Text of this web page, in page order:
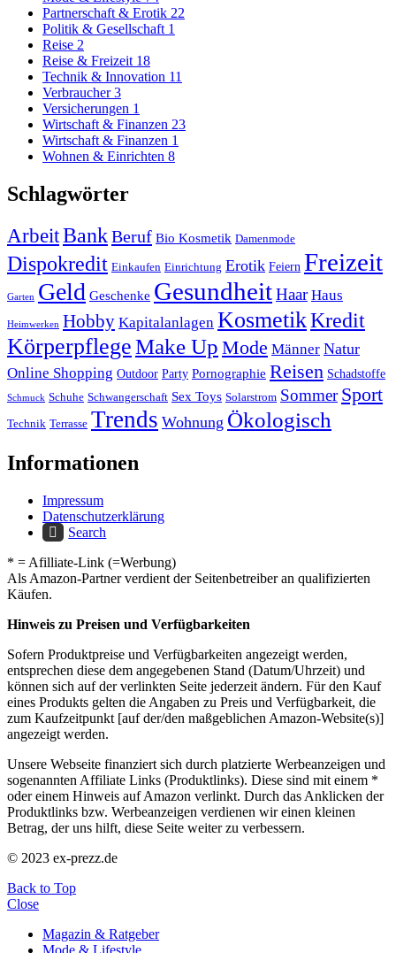
Partnerschaft & Erotik 22
Politik & Gesellschaft 1
Reise 2
Reise & Freizeit 18
Technik & Innovation 11
Verbraucher3
Versicherungen 1
Wirtschaft & Finanzen 23
Wirtschaft & Finanzen 1
Wohnen & Einrichten 8
Schlagwörter
ArbeitBankBeruf Bio Kosmetik Damenmode
Dispokredit Einkaufen Einrichtung Erotik Feiern Freizeit
Garten Geld Geschenke GesundheitHaar Haus
Heimwerken Hobby Kapitalanlagen KosmetikKredit
KörperpflegeMake Up Mode Männer Natur
Online Shopping Outdoor Party Pornographie Reisen Schadstoffe
Schmuck Schuhe Schwangerschaft Sex Toys Solarstrom Sommer Sport
Technik Terrasse Trends Wohnung Ökologisch
Informationen
Impressum
Datenschutzerklärung
Search
* = Afilliate-Link (=Werbung)
Als Amazon-Partner verdient der Seitenbetreiber an qualifizierten
Käufen.
Hinweis zu Preisen und Verfügbarkeiten
Sofern Produktpreise und Verfügbarkeiten angezeigt werden,
entsprechen diese dem angegebenen Stand (Datum/Uhrzeit) und
können sich auf der verlinkten Seite jederzeit ändern. Für den Kauf
eines Produkts gelten die Angaben zu Preis und Verfügbarkeit, die
zum Kaufzeitpunkt [auf der/den maßgeblichen Amazon-Website(s)]
angezeigt werden.
Unsere Webseite finanziert sich durch platzierte Werbeanzeigen und
sogenannten Affiliate Links (Produktlinks). Diese sind mit einem *
oder einem Hinweis auf Amazon verlinkt. Durch das Anklicken der
Produktlinks bzw. Werbeanzeigen verdienen wir einen kleinen
Betrag, der uns hilft, diese Seite weiter zu verbessern.
© 2023 ex-prezz.de
Back to Top
Close
Magazin & Ratgeber
Mode & Lifestyle